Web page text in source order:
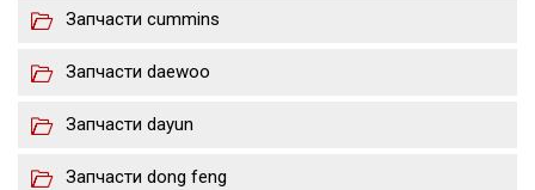
Запчасти cummins
Запчасти daewoo
Запчасти dayun
Запчасти dong feng